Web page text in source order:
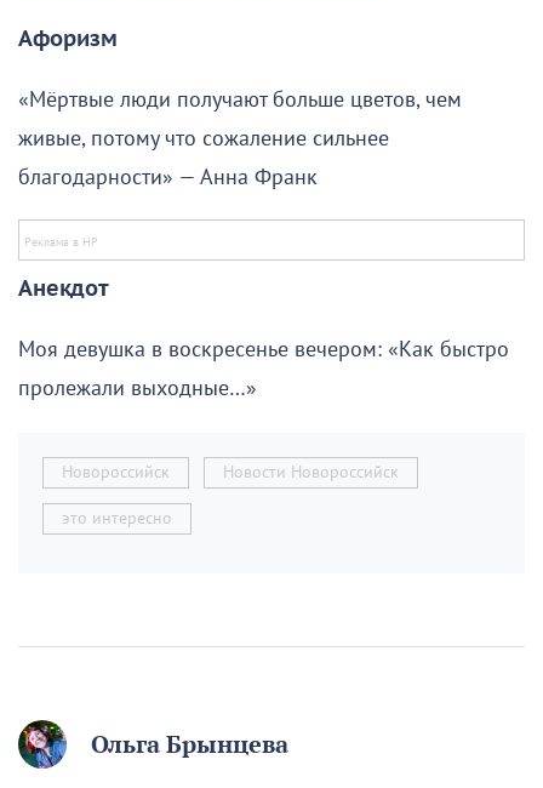
Афоризм
«Мёртвые люди получают больше цветов, чем
живые, потому что сожаление сильнее
благодарности» — Анна Франк
Анекдот
Моя девушка в воскресенье вечером: «Как быстро
пролежали выходные…»
Новороссийск Новости Новороссийск
это интересно
Ольга Брынцева